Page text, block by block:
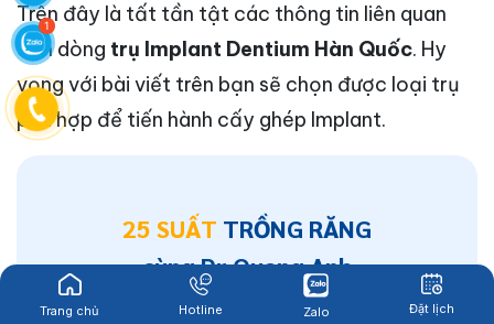
Trên đây là tất tần tật các thông tin liên quan
đến dòng trụ Implant Dentium Hàn Quốc. Hy
vọng với bài viết trên bạn sẽ chọn được loại trụ
phù hợp để tiến hành cấy ghép Implant.
25 SUẤT TRỒNG RĂNG
cùng Dr Quang Anh
MIỄN PHÍ TƯ VẤN
Trang chủ Hotline Zalo Đặt lịch